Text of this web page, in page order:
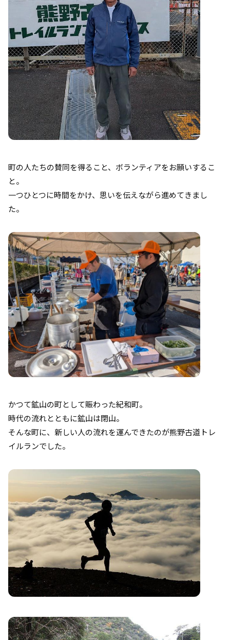
町の人たちの賛同を得ること、ボランティアをお願いするこ
と。
一つひとつに時間をかけ、思いを伝えながら進めてきまし
た。
かつて鉱山の町として賑わった紀和町。
時代の流れとともに鉱山は閉山。
そんな町に、新しい人の流れを運んできたのが熊野古道トレ
イルランでした。